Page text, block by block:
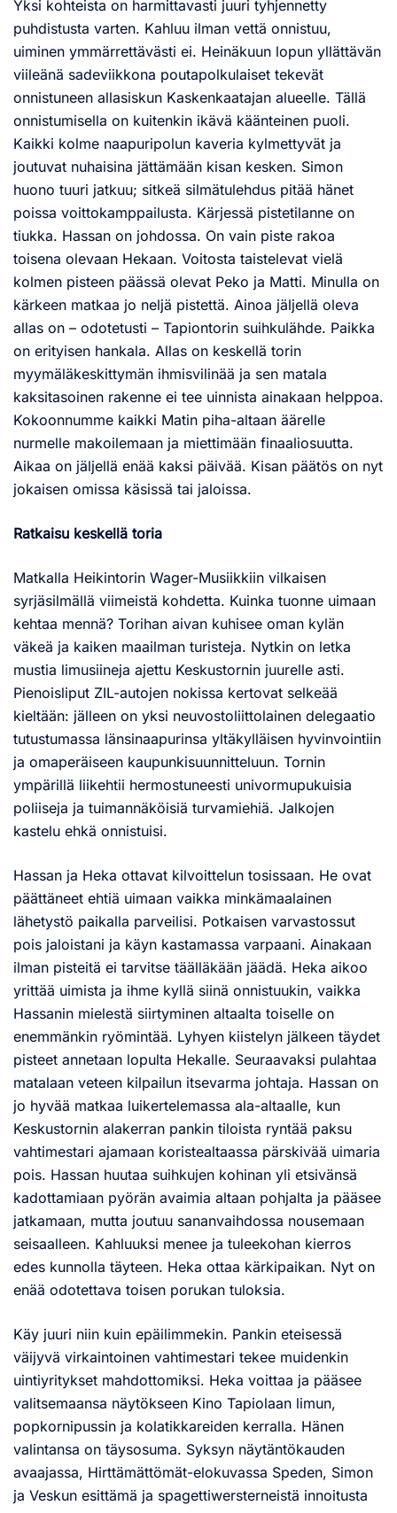
Yksi kohteista on harmittavasti juuri tyhjennetty
puhdistusta varten. Kahluu ilman vettä onnistuu,
uiminen ymmärrettävästi ei. Heinäkuun lopun yllättävän
viileänä sadeviikkona poutapolkulaiset tekevät
onnistuneen allasiskun Kaskenkaatajan alueelle. Tällä
onnistumisella on kuitenkin ikävä käänteinen puoli.
Kaikki kolme naapuripolun kaveria kylmettyvät ja
joutuvat nuhaisina jättämään kisan kesken. Simon
huono tuuri jatkuu; sitkeä silmätulehdus pitää hänet
poissa voittokamppailusta. Kärjessä pistetilanne on
tiukka. Hassan on johdossa. On vain piste rakoa
toisena olevaan Hekaan. Voitosta taistelevat vielä
kolmen pisteen päässä olevat Peko ja Matti. Minulla on
kärkeen matkaa jo neljä pistettä. Ainoa jäljellä oleva
allas on – odotetusti – Tapiontorin suihkulähde. Paikka
on erityisen hankala. Allas on keskellä torin
myymäläkeskittymän ihmisvilinää ja sen matala
kaksitasoinen rakenne ei tee uinnista ainakaan helppoa.
Kokoonnumme kaikki Matin piha-altaan äärelle
nurmelle makoilemaan ja miettimään finaaliosuutta.
Aikaa on jäljellä enää kaksi päivää. Kisan päätös on nyt
jokaisen omissa käsissä tai jaloissa.
Ratkaisu keskellä toria
Matkalla Heikintorin Wager-Musiikkiin vilkaisen
syrjäsilmällä viimeistä kohdetta. Kuinka tuonne uimaan
kehtaa mennä? Torihan aivan kuhisee oman kylän
väkeä ja kaiken maailman turisteja. Nytkin on letka
mustia limusiineja ajettu Keskustornin juurelle asti.
Pienoisliput ZIL-autojen nokissa kertovat selkeää
kieltään: jälleen on yksi neuvostoliittolainen delegaatio
tutustumassa länsinaapurinsa yltäkylläisen hyvinvointiin
ja omaperäiseen kaupunkisuunnitteluun. Tornin
ympärillä liikehtii hermostuneesti univormupukuisia
poliiseja ja tuimannäköisiä turvamiehiä. Jalkojen
kastelu ehkä onnistuisi.
Hassan ja Heka ottavat kilvoittelun tosissaan. He ovat
päättäneet ehtiä uimaan vaikka minkämaalainen
lähetystö paikalla parveilisi. Potkaisen varvastossut
pois jaloistani ja käyn kastamassa varpaani. Ainakaan
ilman pisteitä ei tarvitse täälläkään jäädä. Heka aikoo
yrittää uimista ja ihme kyllä siinä onnistuukin, vaikka
Hassanin mielestä siirtyminen altaalta toiselle on
enemmänkin ryömintää. Lyhyen kiistelyn jälkeen täydet
pisteet annetaan lopulta Hekalle. Seuraavaksi pulahtaa
matalaan veteen kilpailun itsevarma johtaja. Hassan on
jo hyvää matkaa luikertelemassa ala-altaalle, kun
Keskustornin alakerran pankin tiloista ryntää paksu
vahtimestari ajamaan koristealtaassa pärskivää uimaria
pois. Hassan huutaa suihkujen kohinan yli etsivänsä
kadottamiaan pyörän avaimia altaan pohjalta ja pääsee
jatkamaan, mutta joutuu sananvaihdossa nousemaan
seisaalleen. Kahluuksi menee ja tuleekohan kierros
edes kunnolla täyteen. Heka ottaa kärkipaikan. Nyt on
enää odotettava toisen porukan tuloksia.
Käy juuri niin kuin epäilimmekin. Pankin eteisessä
väijyvä virkaintoinen vahtimestari tekee muidenkin
uintiyritykset mahdottomiksi. Heka voittaa ja pääsee
valitsemaansa näytökseen Kino Tapiolaan limun,
popkornipussin ja kolatikkareiden kerralla. Hänen
valintansa on täysosuma. Syksyn näytäntökauden
avaajassa, Hirttämättömät-elokuvassa Speden, Simon
ja Veskun esittämä ja spagettiwersterneistä innoitusta